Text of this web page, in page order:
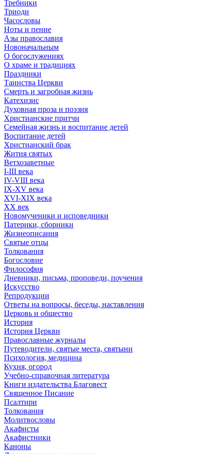
Требники
Триоди
Часословы
Ноты и пение
Азы православия
Новоначальным
О богослужениях
О храме и традициях
Праздники
Таинства Церкви
Смерть и загробная жизнь
Катехизис
Духовная проза и поэзия
Христианские притчи
Семейная жизнь и воспитание детей
Воспитание детей
Христианский брак
Жития святых
Ветхозаветные
I-III века
IV-VIII века
IX-XV века
XVI-XIX века
XX век
Новомученики и исповедники
Патерики, сборники
Жизнеописания
Святые отцы
Толкования
Богословие
Философия
Дневники, письма, проповеди, поучения
Искусство
Репродукции
Ответы на вопросы, беседы, наставления
Церковь и общество
История
История Церкви
Православные журналы
Путеводители, святые места, святыни
Психология, медицина
Кухня, огород
Учебно-справочная литература
Книги издательства Благовест
Священное Писание
Псалтири
Толкования
Молитвословы
Акафисты
Акафистники
Каноны